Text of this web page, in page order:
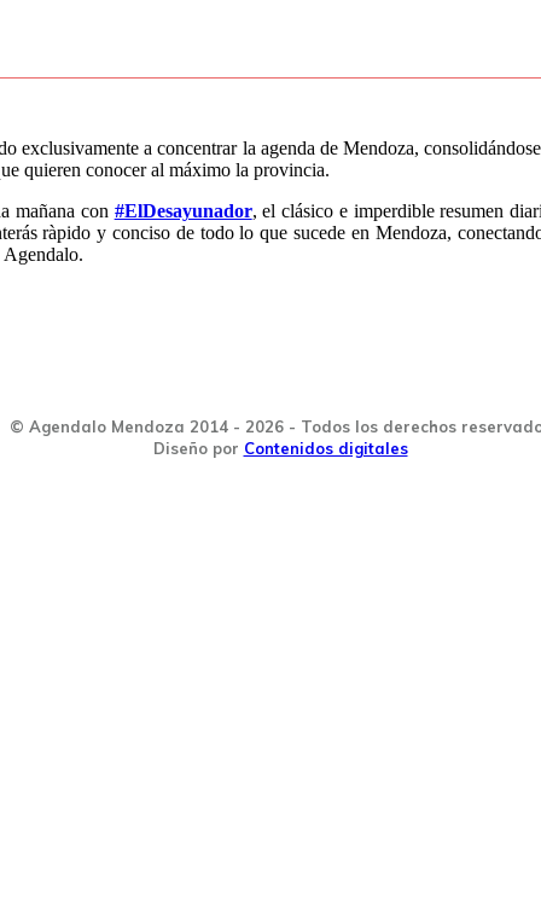
exclusivamente a concentrar la agenda de Mendoza,
quieren conocer al máximo la provincia.
mañana con #ElDesayunador, el clásico e imperdible resumen
ràpido y conciso de todo lo que sucede en Mendoza,
Agendalo.
© Agendalo Mendoza 2014 - 2026 - Todos los derechos
Diseño por Contenidos digitales